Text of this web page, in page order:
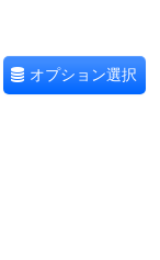
オプション選択